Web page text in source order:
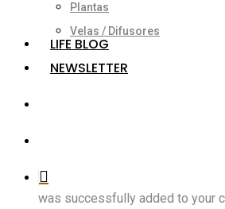
Plantas
Velas / Difusores
LIFE BLOG
NEWSLETTER
was successfully added to your